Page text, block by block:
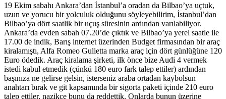
19 Ekim sabahı Ankara’dan İstanbul’a oradan da Bilbao’ya uçtuk,
uzun ve yorucu bir yolculuk olduğunu söyleyebilirim, İstanbul’dan
Bilbao’ya dört saatlik bir uçuş süresinin ardından varılabiliyor.
Ankara’da evden sabah 07.20’de çıktık ve Bilbao’ya yerel saatle ile
17.00 de indik, Barış internet üzerinden Budget firmasından bir araç
kiralamıştı, Alfa Romeo Gulietta marka araç için dört günlüğüne 120
Euro ödedik. Araç kiralama şirketi, ilk önce bize Audi 4 vermek
istedi kabul etmedik (çünkü 180 euro fark talep ettiler) ardından
başınıza ne gelirse gelsin, isterseniz araba ortadan kaybolsun
anahtarı bırak ve git kapsamında bir sigorta paketi içinde 210 euro
talep ettiler, nazikçe bunu da reddettik. Onlarda bunun üzerine